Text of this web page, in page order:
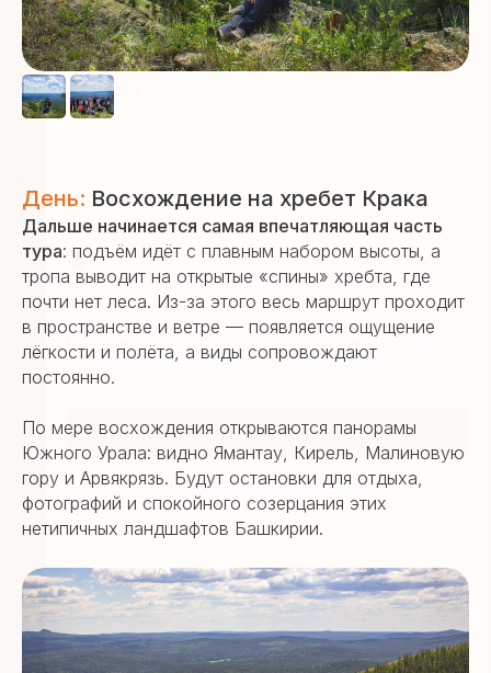
День: Восхождение на хребет Крака
Дальше начинается самая впечатляющая часть
тура: подъём идёт с плавным набором высоты, а
тропа выводит на открытые «спины» хребта, где
почти нет леса. Из-за этого весь маршрут проходит
в пространстве и ветре — появляется ощущение
лёгкости и полёта, а виды сопровождают
постоянно.
По мере восхождения открываются панорамы
Южного Урала: видно Ямантау, Кирель, Малиновую
гору и Арвякрязь. Будут остановки для отдыха,
фотографий и спокойного созерцания этих
нетипичных ландшафтов Башкирии.